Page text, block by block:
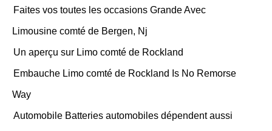
Faites vos toutes les occasions Grande Avec
Limousine comté de Bergen, Nj
Un aperçu sur Limo comté de Rockland
Embauche Limo comté de Rockland Is No Remorse
Way
Automobile Batteries automobiles dépendent aussi